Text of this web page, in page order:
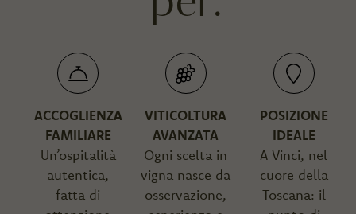
ACCOGLIENZA
FAMILIARE
Un’ospitalità
autentica,
fatta di
VITICOLTURA
AVANZATA
Ogni scelta in
vigna nasce da
osservazione,
POSIZIONE
IDEALE
A Vinci, nel
cuore della
Toscana: il